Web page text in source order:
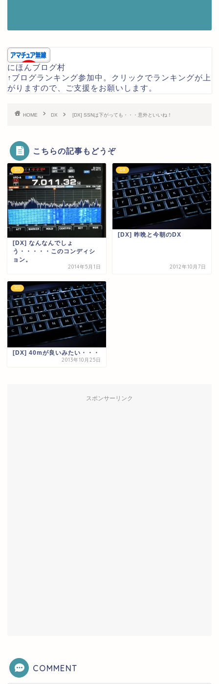
にほんブログ村
↑ブログランキング参加中。クリックでランキングが上
がりますので、ご支援をお願いします。
HOME DX [DX] SSNは下がっても・・・意外といいね！
こちらの記事もどうぞ
DX
[DX] なんなんでしょ
う・・・・・このコンディシ
ョン。
2014年5月1日
DX
[DX] 昨晩と今朝のDX
2012年10月7日
DX
[DX] 40mが良いみたい・・・
2013年10月25日
スポンサーリンク
COMMENT